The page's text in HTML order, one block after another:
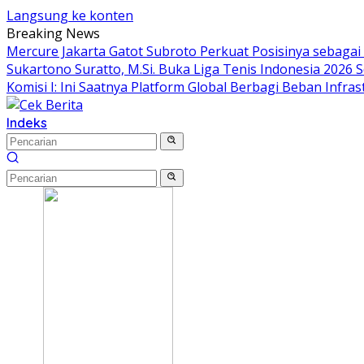
Langsung ke konten
Breaking News
Mercure Jakarta Gatot Subroto Perkuat Posisinya
Sukartono Suratto, M.Si. Buka Liga Tenis Indonesia 2026
Komisi I: Ini Saatnya Platform Global Berbagi Beban
Indeks